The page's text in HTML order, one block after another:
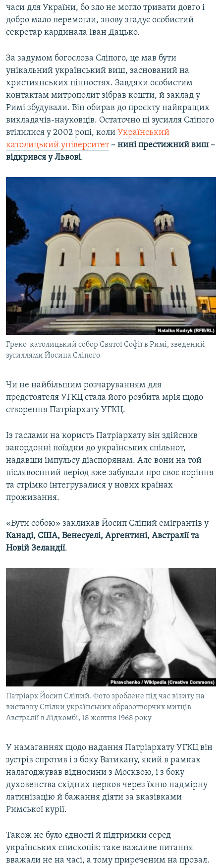
часи для України, бо зло не могло тривати довго і
добро мало перемогли, знову згадує особистий
секретар кардинала Іван Дацько.
За задумом богослова Сліпого, це мав бути
унікальний український виш, заснований на
християнських цінностях. Завдяки особистим
контактам митрополит зібрав кошти, й заклад у
Римі збудували. Він обирав до проєкту найкращих
викладачів-науковців. Остаточно ці зусилля Сліпого
втілилися у 2002 році, коли Український
католицький університет– нині престижний виш –
відкрився у Львові.
Греко-католицький собор Святої Софії в Римі, зведений
зусиллями Йосипа Сліпого
Чи не найбільшим розчаруванням для
предстоятеля УГКЦ стала його розбита мрія щодо
створення Патріархату УГКЦ.
Із гаслами на користь Патріархату він здійснив
закордонні поїздки до українських спільнот,
надавши імпульсу діаспорянам. Але вони на той
післявоєнний період вже забували про своє коріння
та стрімко інтегрувалися у нових країнах
проживання.
«Бути собою» закликав Йосип Сліпий емігрантів у
Канаді, США, Венесуелі, Аргентині, Австралії та
Новій Зеландії.
Патріарх Йосип Сліпий. Фото зроблене під час візиту на
виставку Спілки українських образотворчих митців
Австралії в Лідкомбі, 18 жовтня 1968 року
У намаганнях щодо надання Патріархату УГКЦ він
зустрів спротив і з боку Ватикану, який в рамках
налагоджував відносини з Москвою, і з боку
духовенства східних церков через їхню надмірну
латинізацію й бажання діяти за вказівками
Римської курії.
Також не було єдності й підтримки серед
українських єпископів: таке важливе питання
вважали не на часі, а тому приреченим на провал.